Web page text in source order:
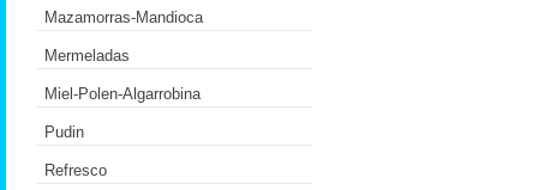
Mazamorras-Mandioca
Mermeladas
Miel-Polen-Algarrobina
Pudin
Refresco